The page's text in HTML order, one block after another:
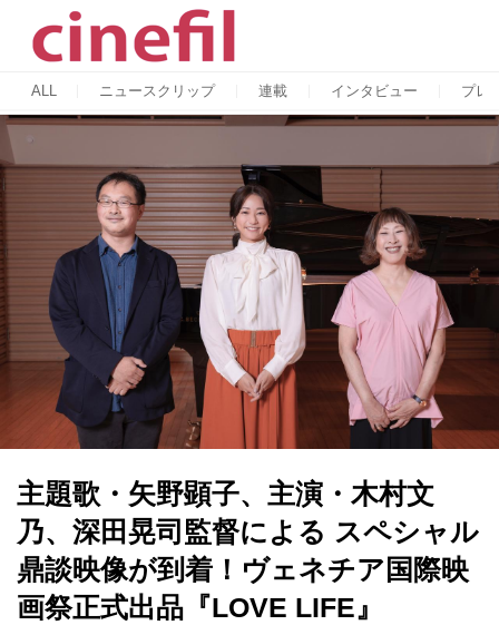
ALL ニュースクリップ 連載 インタビュー プレ
主題歌・矢野顕子、主演・木村文
乃、深田晃司監督による スペシャル
鼎談映像が到着！ヴェネチア国際映
画祭正式出品『LOVE LIFE』